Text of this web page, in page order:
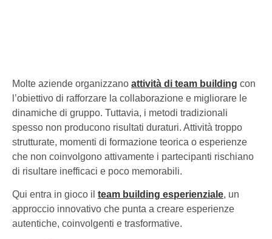
Molte aziende organizzano attività di team building con
l’obiettivo di rafforzare la collaborazione e migliorare le
dinamiche di gruppo. Tuttavia, i metodi tradizionali
spesso non producono risultati duraturi. Attività troppo
strutturate, momenti di formazione teorica o esperienze
che non coinvolgono attivamente i partecipanti rischiano
di risultare inefficaci e poco memorabili.
Qui entra in gioco il team building esperienziale, un
approccio innovativo che punta a creare esperienze
autentiche, coinvolgenti e trasformative.